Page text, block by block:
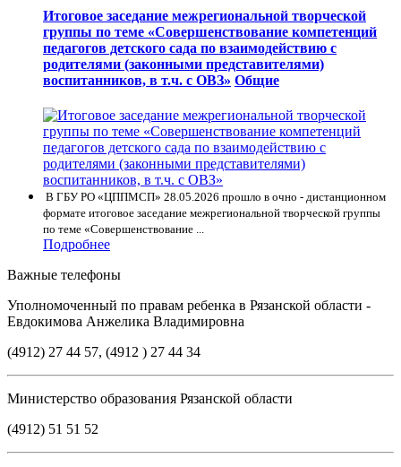
Итоговое заседание межрегиональной творческой
группы по теме «Совершенствование компетенций
педагогов детского сада по взаимодействию с
родителями (законными представителями)
воспитанников, в т.ч. с ОВЗ» Общие
В ГБУ РО «ЦППМСП» 28.05.2026 прошло в очно - дистанционном
формате итоговое заседание межрегиональной творческой группы
по теме «Совершенствование ...
Подробнее
Важные телефоны
Уполномоченный по правам ребенка в Рязанской области -
Евдокимова Анжелика Владимировна
(4912) 27 44 57, (4912 ) 27 44 34
Министерство образования Рязанской области
(4912) 51 51 52